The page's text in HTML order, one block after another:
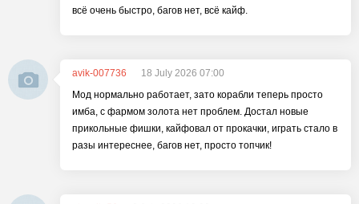
всё очень быстро, багов нет, всё кайф.
avik-007736
18 July 2026 07:00
Мод нормально работает, зато корабли теперь просто
имба, с фармом золота нет проблем. Достал новые
прикольные фишки, кайфовал от прокачки, играть стало в
разы интереснее, багов нет, просто топчик!